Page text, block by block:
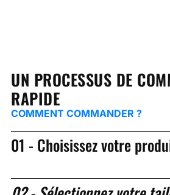
UN PROCESSUS DE
RAPIDE
COMMENT COMMANDER ?
01 - Choisissez votre